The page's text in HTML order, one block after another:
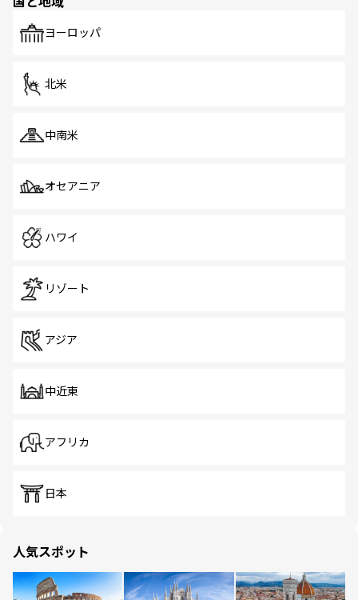
で、ホーカーズは地元の風情を楽しめる外せないスポット
ヨーロッパ
北米
中南米
オセアニア
ハワイ
リゾート
アジア
中近東
アフリカ
日本
人気スポット